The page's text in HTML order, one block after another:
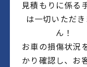
見積もりに係る
は一切いただ
ん！
お車の損傷状況
かり確認し、お